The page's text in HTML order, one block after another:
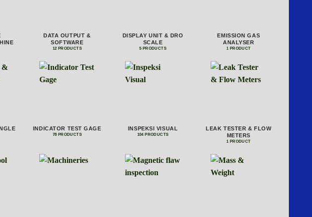
DATA OUTPUT &
SOFTWARE
12 PRODUCTS
DISPLAY UNIT & DRO
SCALE
5 PRODUCTS
EMISSION GAS
ANALYSER
1 PRODUCT
INDICATOR TEST GAGE
78 PRODUCTS
INSPEKSI VISUAL
104 PRODUCTS
LEAK TESTER & FLOW
METERS
1 PRODUCT